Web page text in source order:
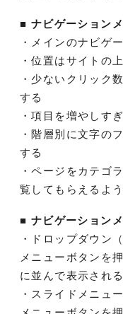
■ ナビゲーション
・メインのナビゲ
・位置はサイトの
・少ないクリック
する
・項目を増やしす
・階層別に文字の
する
・ページをカテゴ
覧してもらえるよ
■ ナビゲーション
・ドロップダウン
メニューボタンを
に並んで表示される
・スライドメニュー